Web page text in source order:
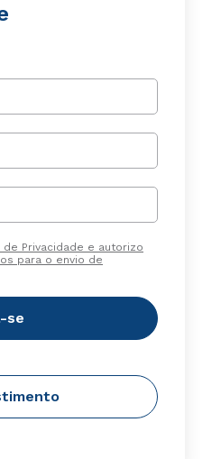
Privacidade e autorizo
para o envio de
se